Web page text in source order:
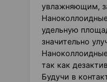
увлажняющим,
удельную
значительно
так как
Будучи в